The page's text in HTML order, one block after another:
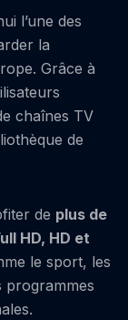
l’une des
la
Grâce à
chaînes TV
de
de plus de
HD, HD et
le sport, les
programmes